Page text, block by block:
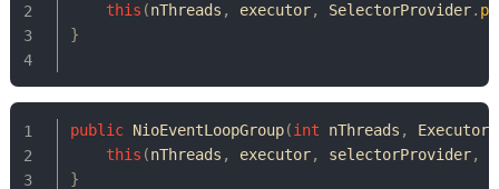
this (nThreads , executor, SelectorProvider.
}
public NioEventLoopGroup(int nThreads , Executor
this (nThreads , executor, selectorProvider,
}